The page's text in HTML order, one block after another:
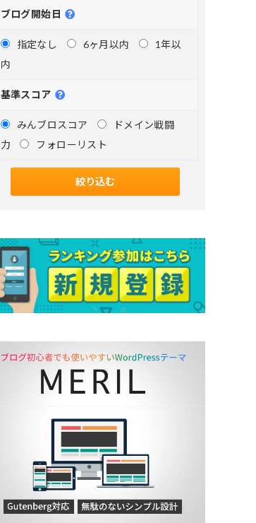
ブログ開始日
指定なし 6ヶ月以内
1年以
内
基準スコア
みんブロスコア
ドメイン戦闘
力
フォローリスト